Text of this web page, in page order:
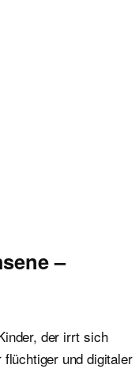
–
der irrt sich
und digitaler